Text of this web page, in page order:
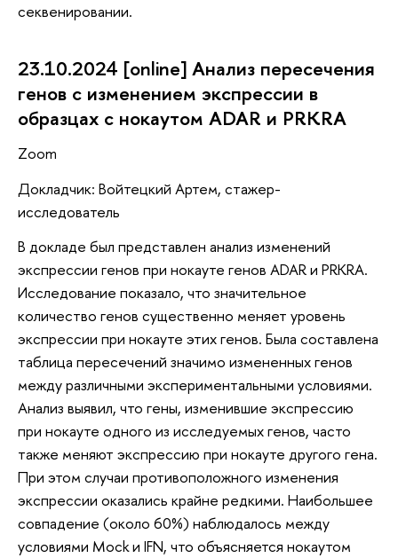
секвенировании.
23.10.2024 [online] Анализ пересечения
генов с изменением экспрессии в
образцах c нокаутом ADAR и PRKRA
Zoom
Докладчик: Войтецкий Артем, стажер-
исследователь
В докладе был представлен анализ изменений
экспрессии генов при нокауте генов ADAR и PRKRA.
Исследование показало, что значительное
количество генов существенно меняет уровень
экспрессии при нокауте этих генов. Была составлена
таблица пересечений значимо измененных генов
между различными экспериментальными условиями.
Анализ выявил, что гены, изменившие экспрессию
при нокауте одного из исследуемых генов, часто
также меняют экспрессию при нокауте другого гена.
При этом случаи противоположного изменения
экспрессии оказались крайне редкими. Наибольшее
совпадение (около 60%) наблюдалось между
условиями Mock и IFN, что объясняется нокаутом